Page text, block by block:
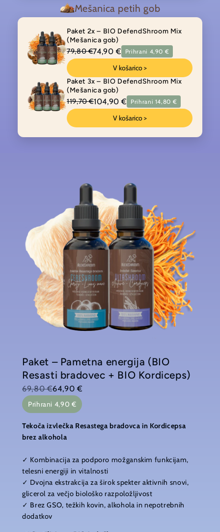
Mešanica petih gob
Paket 2x – BIO DefendShroom Mix
(Mešanica gob)
79,80 €74,90 € Prihrani 4,90 €
V košarico >
Paket 3x – BIO DefendShroom Mix
(Mešanica gob)
119,70 €104,90 € Prihrani 14,80 €
V košarico >
Paket – Pametna energija (BIO
Resasti bradovec + BIO Kordiceps)
69,80 €64,90 €
Prihrani 4,90 €
Tekoča izvlečka Resastega bradovca in Kordicepsa
brez alkohola
✓ Kombinacija za podporo možganskim funkcijam,
telesni energiji in vitalnosti
✓ Dvojna ekstrakcija za širok spekter aktivnih snovi,
glicerol za večjo biološko razpoložljivost
✓ Brez GSO, težkih kovin, alkohola in nepotrebnih
dodatkov